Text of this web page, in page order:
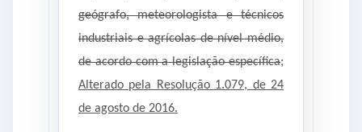
geógrafo, meteorologista e técnicos
industriais e agrícolas de nível médio,
de acordo com a legislação específica;
Alterado pela Resolução 1.079, de 24
de agosto de 2016.